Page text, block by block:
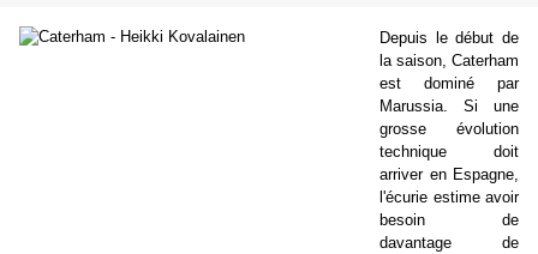
Depuis le début de
la saison, Caterham
est dominé par
Marussia. Si une
grosse évolution
technique doit
arriver en Espagne,
l'écurie estime avoir
besoin de
davantage de